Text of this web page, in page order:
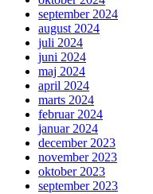
september 2024
august 2024
juli 2024
juni 2024
maj 2024
april 2024
marts 2024
februar 2024
januar 2024
december 2023
november 2023
oktober 2023
september 2023